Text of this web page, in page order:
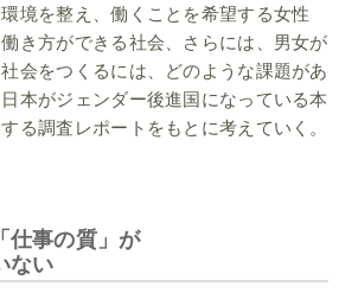
境を整え、働くことを希望する女性
き方ができる社会、さらには、男女が
会をつくるには、どのような課題があ
本がジェンダー後進国になっている本
る調査レポートをもとに考えていく。
仕事の質」が
ない